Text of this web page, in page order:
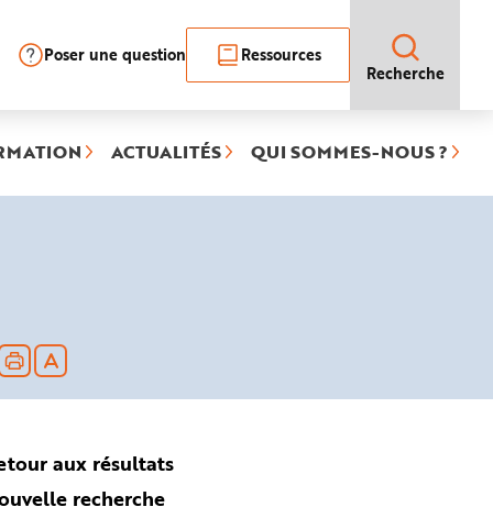
Poser une question
Ressources
Recherche
ACTUALITÉS QUI SOMMES-NOUS ?
aux résultats
recherche